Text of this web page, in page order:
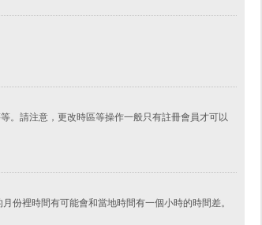
。請注意，更改時區等操作一般只有註冊會員才可以
份裡時間有可能會和當地時間有一個小時的時間差。